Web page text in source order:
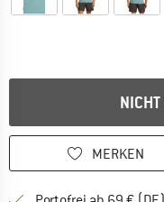
MERKEN